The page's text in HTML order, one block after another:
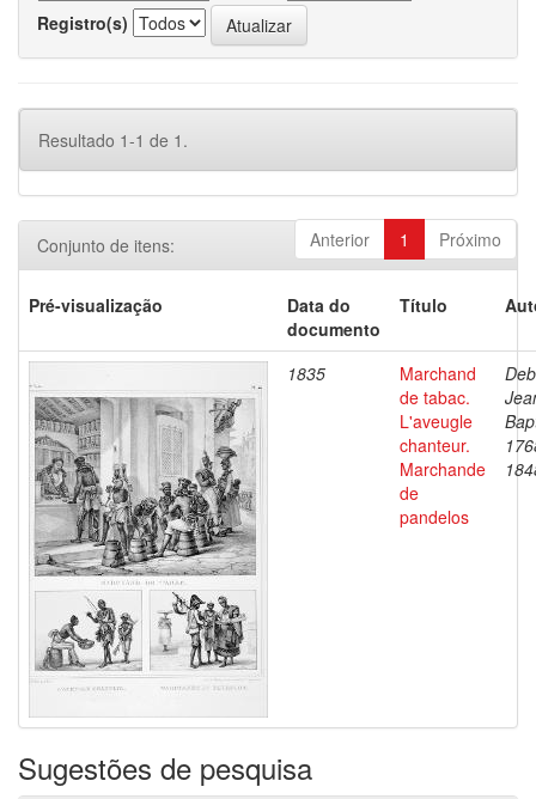
Registro(s)
Resultado 1-1 de 1.
Anterior 1 Próximo
Conjunto de itens:
Pré-visualização
Data do
documento
Título
1835
Marchand
de tabac.
L'aveugle
chanteur.
Marchande
de
pandelos
Sugestões de pesquisa